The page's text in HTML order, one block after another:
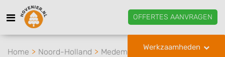
OFFERTES AANVRAGEN
Werkzaamheden
Home Noord-Holland Medemblik